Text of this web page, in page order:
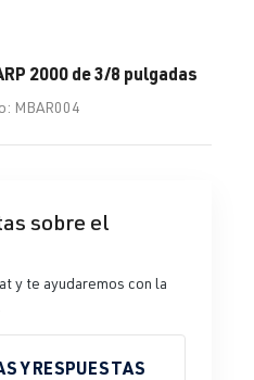
2000 de 3/8 pulgadas
MBAR004
sobre el
y te ayudaremos con la
Y RESPUESTAS